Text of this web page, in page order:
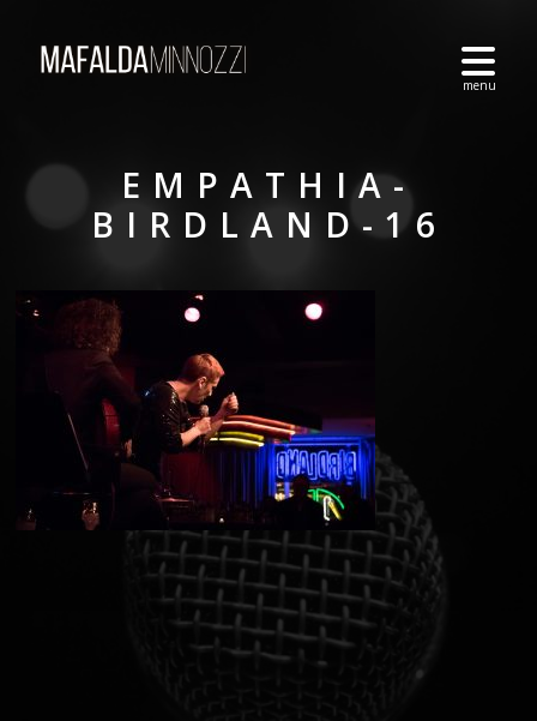
EMPATHIA-
BIRDLAND-16